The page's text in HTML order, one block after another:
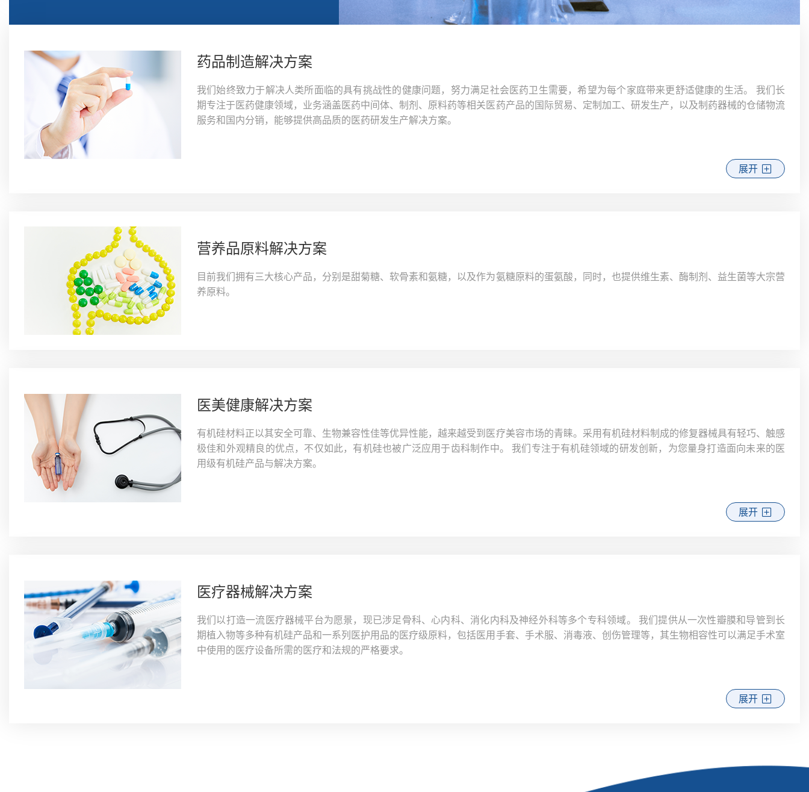
药品制造解决方案
我们始终致力于解决人类所面临的具有挑战性的健康问题，努力满足社会医药卫生需要，希望为每个家庭带来更舒适健康的生活。 我们长
期专注于医药健康领域，业务涵盖医药中间体、制剂、原料药等相关医药产品的国际贸易、定制加工、研发生产，以及制药器械的仓储物流
服务和国内分销，能够提供高品质的医药研发生产解决方案。
展开
营养品原料解决方案
目前我们拥有三大核心产品，分别是甜菊糖、软骨素和氨糖，以及作为氨糖原料的蛋氨酸，同时，也提供维生素、酶制剂、益生菌等大宗营
养原料。
医美健康解决方案
有机硅材料正以其安全可靠、生物兼容性佳等优异性能，越来越受到医疗美容市场的青睐。采用有机硅材料制成的修复器械具有轻巧、触感
极佳和外观精良的优点，不仅如此，有机硅也被广泛应用于齿科制作中。 我们专注于有机硅领域的研发创新，为您量身打造面向未来的医
用级有机硅产品与解决方案。
展开
医疗器械解决方案
我们以打造一流医疗器械平台为愿景，现已涉足骨科、心内科、消化内科及神经外科等多个专科领域。 我们提供从一次性瓣膜和导管到长
期植入物等多种有机硅产品和一系列医护用品的医疗级原料，包括医用手套、手术服、消毒液、创伤管理等，其生物相容性可以满足手术室
中使用的医疗设备所需的医疗和法规的严格要求。
展开